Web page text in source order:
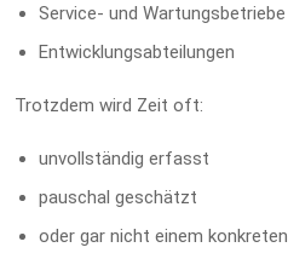
Service- und Wartungsbetriebe
Entwicklungsabteilungen
Trotzdem wird Zeit oft:
unvollständig erfasst
pauschal geschätzt
oder gar nicht einem